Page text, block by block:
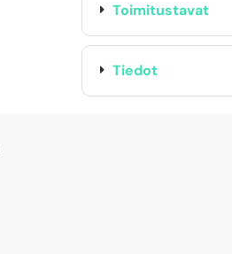
Toimitustavat
Tiedot